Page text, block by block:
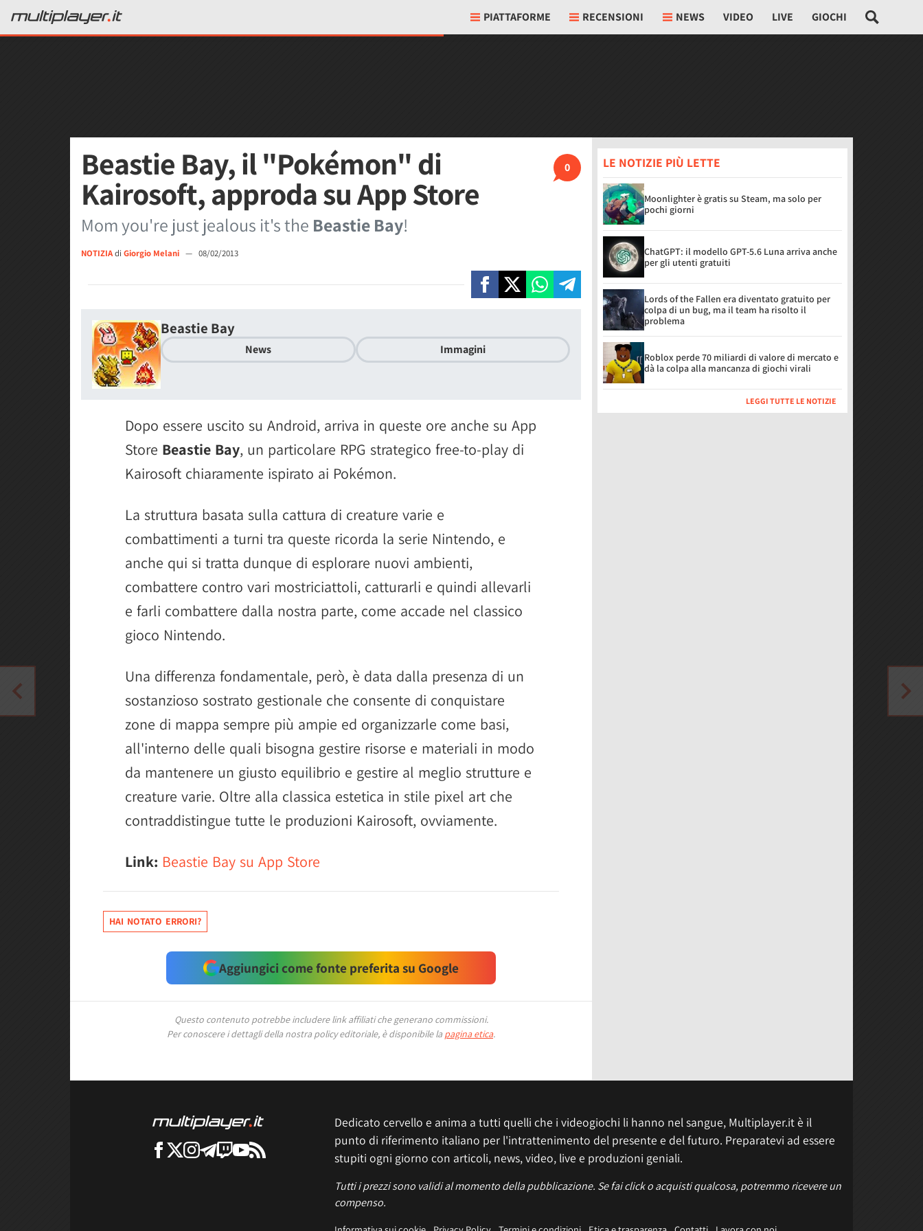
PIATTAFORME RECENSIONI NEWS VIDEO LIVE GIOCHI
0
Beastie Bay, il "Pokémon" di
Kairosoft, approda su App Store
Mom you're just jealous it's the Beastie Bay!
NOTIZIAdi Giorgio Melani — 08/02/2013
Beastie Bay
News Immagini
Dopo essere uscito su Android, arriva in queste ore anche su App
Store Beastie Bay, un particolare RPG strategico free-to-play di
Kairosoft chiaramente ispirato ai Pokémon.
La struttura basata sulla cattura di creature varie e
combattimenti a turni tra queste ricorda la serie Nintendo, e
anche qui si tratta dunque di esplorare nuovi ambienti,
combattere contro vari mostriciattoli, catturarli e quindi allevarli
e farli combattere dalla nostra parte, come accade nel classico
gioco Nintendo.
Una differenza fondamentale, però, è data dalla presenza di un
sostanzioso sostrato gestionale che consente di conquistare
zone di mappa sempre più ampie ed organizzarle come basi,
all'interno delle quali bisogna gestire risorse e materiali in modo
da mantenere un giusto equilibrio e gestire al meglio strutture e
creature varie. Oltre alla classica estetica in stile pixel art che
contraddistingue tutte le produzioni Kairosoft, ovviamente.
Link: Beastie Bay su App Store
HAI NOTATO ERRORI?
Aggiungici come fonte preferita su Google
Questo contenuto potrebbe includere link affiliati che generano commissioni.
Per conoscere i dettagli della nostra policy editoriale, è disponibile la pagina etica.
LE NOTIZIE PIÙ LETTE
Moonlighter è gratis su Steam, ma solo per
pochi giorni
ChatGPT: il modello GPT-5.6 Luna arriva anche
per gli utenti gratuiti
Lords of the Fallen era diventato gratuito per
colpa di un bug, ma il team ha risolto il
problema
Roblox perde 70 miliardi di valore di mercato e
dà la colpa alla mancanza di giochi virali
LEGGI TUTTE LE NOTIZIE
Dedicato cervello e anima a tutti quelli che i videogiochi li hanno nel sangue, Multiplayer.it è il
punto di riferimento italiano per l'intrattenimento del presente e del futuro. Preparatevi ad essere
stupiti ogni giorno con articoli, news, video, live e produzioni geniali.
Tutti i prezzi sono validi al momento della pubblicazione. Se fai click o acquisti qualcosa, potremmo ricevere un
compenso.